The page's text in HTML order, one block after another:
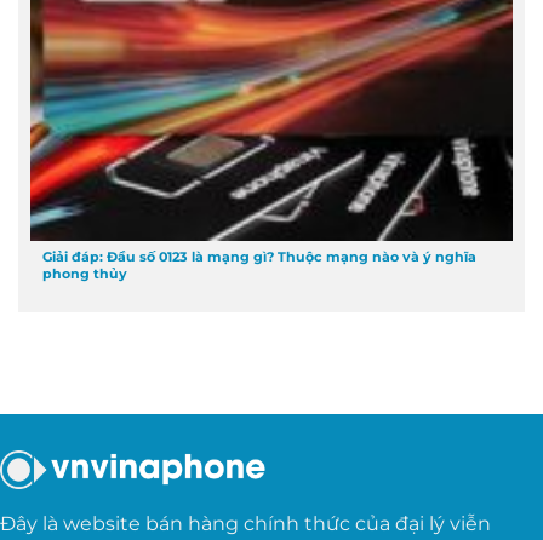
Giải đáp: Đầu số 0123 là mạng gì? Thuộc mạng nào và ý nghĩa
phong thủy
Đây là website bán hàng chính thức của đại lý viễn